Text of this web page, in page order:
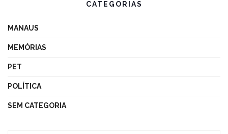
CATEGORIAS
MANAUS
MEMÓRIAS
PET
POLÍTICA
SEM CATEGORIA